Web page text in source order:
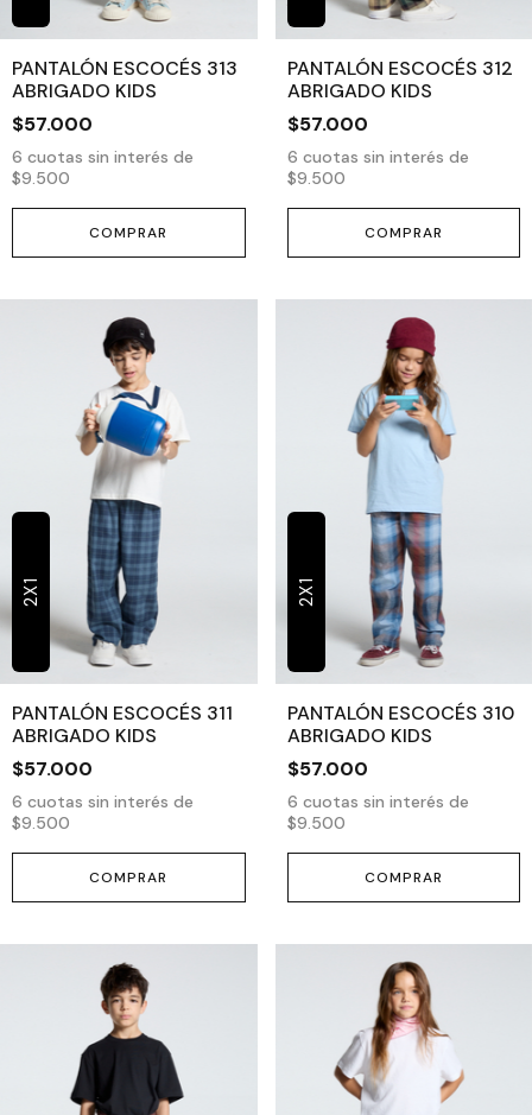
PANTALÓN ESCOCÉS 313
ABRIGADO KIDS
$57.000
6 cuotas sin interés de
$9.500
COMPRAR
PANTALÓN ESCOCÉS 312
ABRIGADO KIDS
$57.000
6 cuotas sin interés de
$9.500
COMPRAR
2X1
PANTALÓN ESCOCÉS 311
ABRIGADO KIDS
$57.000
6 cuotas sin interés de
$9.500
COMPRAR
2X1
PANTALÓN ESCOCÉS 310
ABRIGADO KIDS
$57.000
6 cuotas sin interés de
$9.500
COMPRAR